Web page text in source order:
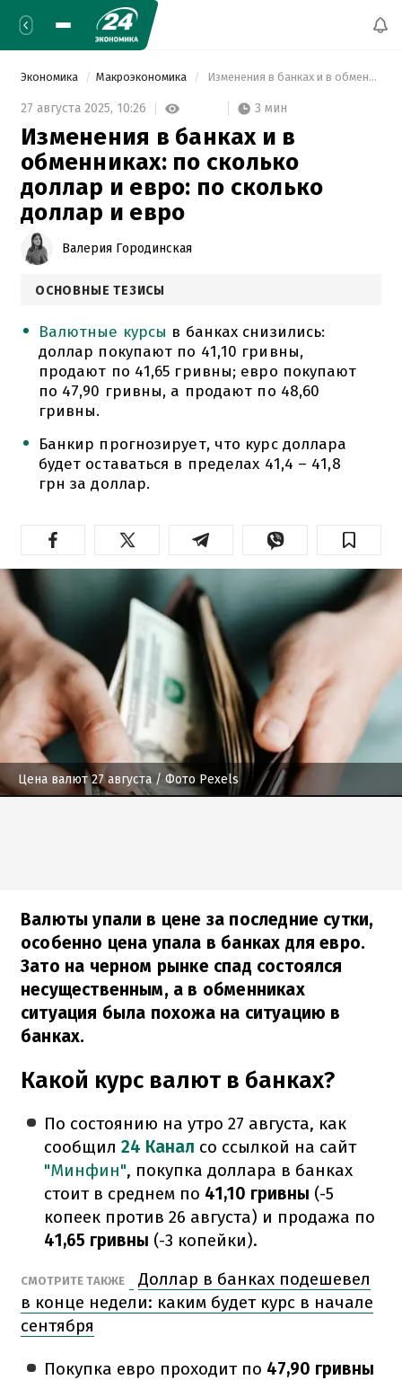
Экономика Макроэкономика Изменения в банках и в обменниках: по сколько доллар и евро: по сколько доллар и евро
27 августа 2025, 10:26 3 мин
Изменения в банках и в
обменниках: по сколько
доллар и евро: по сколько
доллар и евро
Валерия Городинская
ОСНОВНЫЕ ТЕЗИСЫ
Валютные курсы в банках снизились:
доллар покупают по 41,10 гривны,
продают по 41,65 гривны; евро покупают
по 47,90 гривны, а продают по 48,60
гривны.
Банкир прогнозирует, что курс доллара
будет оставаться в пределах 41,4 – 41,8
грн за доллар.
Цена валют 27 августа / Фото Pexels
Валюты упали в цене за последние сутки,
особенно цена упала в банках для евро.
Зато на черном рынке спад состоялся
несущественным, а в обменниках
ситуация была похожа на ситуацию в
банках.
Какой курс валют в банках?
По состоянию на утро 27 августа, как
сообщил 24 Канал со ссылкой на сайт
"Минфин", покупка доллара в банках
стоит в среднем по 41,10 гривны (-5
копеек против 26 августа) и продажа по
41,65 гривны (-3 копейки).
СМОТРИТЕ ТАКЖЕ
Доллар в банках подешевел
в конце недели: каким будет курс в начале
сентября
Покупка евро проходит по 47,90 гривны